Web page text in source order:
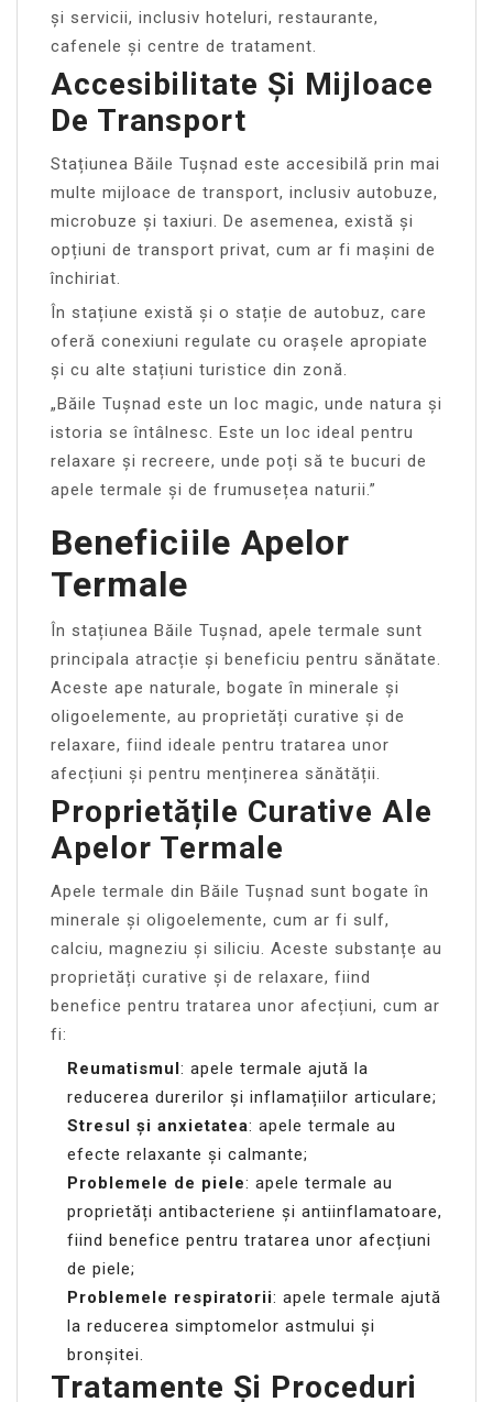
și servicii, inclusiv hoteluri, restaurante,
cafenele și centre de tratament.
Accesibilitate Și Mijloace
De Transport
Stațiunea Băile Tușnad este accesibilă prin mai
multe mijloace de transport, inclusiv autobuze,
microbuze și taxiuri. De asemenea, există și
opțiuni de transport privat, cum ar fi mașini de
închiriat.
În stațiune există și o stație de autobuz, care
oferă conexiuni regulate cu orașele apropiate
și cu alte stațiuni turistice din zonă.
„Băile Tușnad este un loc magic, unde natura și
istoria se întâlnesc. Este un loc ideal pentru
relaxare și recreere, unde poți să te bucuri de
apele termale și de frumusețea naturii.”
Beneficiile Apelor
Termale
În stațiunea Băile Tușnad, apele termale sunt
principala atracție și beneficiu pentru sănătate.
Aceste ape naturale, bogate în minerale și
oligoelemente, au proprietăți curative și de
relaxare, fiind ideale pentru tratarea unor
afecțiuni și pentru menținerea sănătății.
Proprietățile Curative Ale
Apelor Termale
Apele termale din Băile Tușnad sunt bogate în
minerale și oligoelemente, cum ar fi sulf,
calciu, magneziu și siliciu. Aceste substanțe au
proprietăți curative și de relaxare, fiind
benefice pentru tratarea unor afecțiuni, cum ar
fi:
Reumatismul: apele termale ajută la
reducerea durerilor și inflamațiilor articulare;
Stresul și anxietatea: apele termale au
efecte relaxante și calmante;
Problemele de piele: apele termale au
proprietăți antibacteriene și antiinflamatoare,
fiind benefice pentru tratarea unor afecțiuni
de piele;
Problemele respiratorii: apele termale ajută
la reducerea simptomelor astmului și
bronșitei.
Tratamente Și Proceduri